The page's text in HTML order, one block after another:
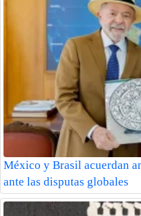
México y Brasil acuerdan
ante las disputas globales